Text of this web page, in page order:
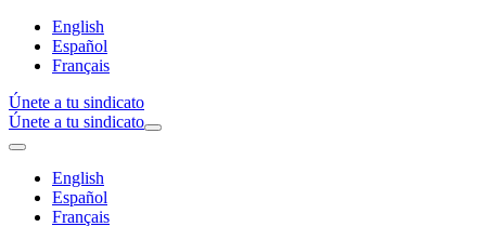
English
Español
Français
Únete a tu sindicato
Únete a tu sindicato
English
Español
Français